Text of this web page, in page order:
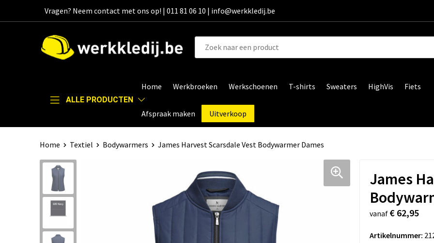
Vragen? Neem contact met ons op! | 011 81 06 10 | info@werkkledij.be
ALLE PRODUCTEN
Home Werkbroeken Werkschoenen T-shirts Sweaters HighVis Fiets
Afspraak maken Uitverkoop
Home Textiel Bodywarmers James Harvest Scarsdale Vest Bodywarmer Dames
James
vanaf € 62,95
Artikelnummer: